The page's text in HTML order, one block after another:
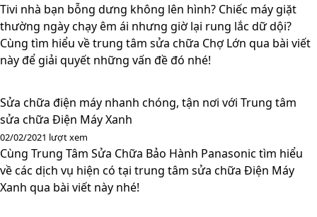
Tivi nhà bạn bỗng dưng không lên hình? Chiếc máy giặt
thường ngày chạy êm ái nhưng giờ lại rung lắc dữ dội?
Cùng tìm hiểu về trung tâm sửa chữa Chợ Lớn qua bài viết
này để giải quyết những vấn đề đó nhé!
Sửa chữa điện máy nhanh chóng, tận nơi với Trung tâm
sửa chữa Điện Máy Xanh
02/02/2021 lượt xem
Cùng Trung Tâm Sửa Chữa Bảo Hành Panasonic tìm hiểu
về các dịch vụ hiện có tại trung tâm sửa chữa Điện Máy
Xanh qua bài viết này nhé!